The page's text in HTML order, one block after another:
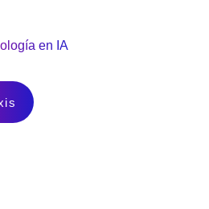
en IA